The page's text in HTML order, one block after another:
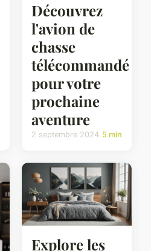
Découvrez
l'avion de
chasse
télécommandé
pour votre
prochaine
aventure
2 septembre 2024 5 min
Explore les